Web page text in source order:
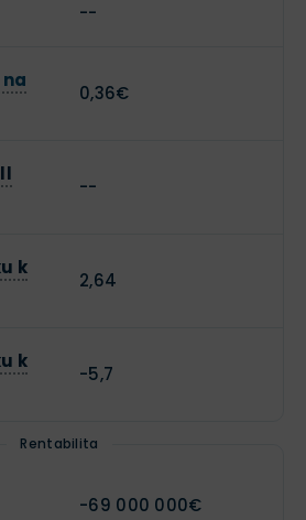
--
0,36€
--
k
2,64
k
-5,7
Rentabilita
-69 000 000€